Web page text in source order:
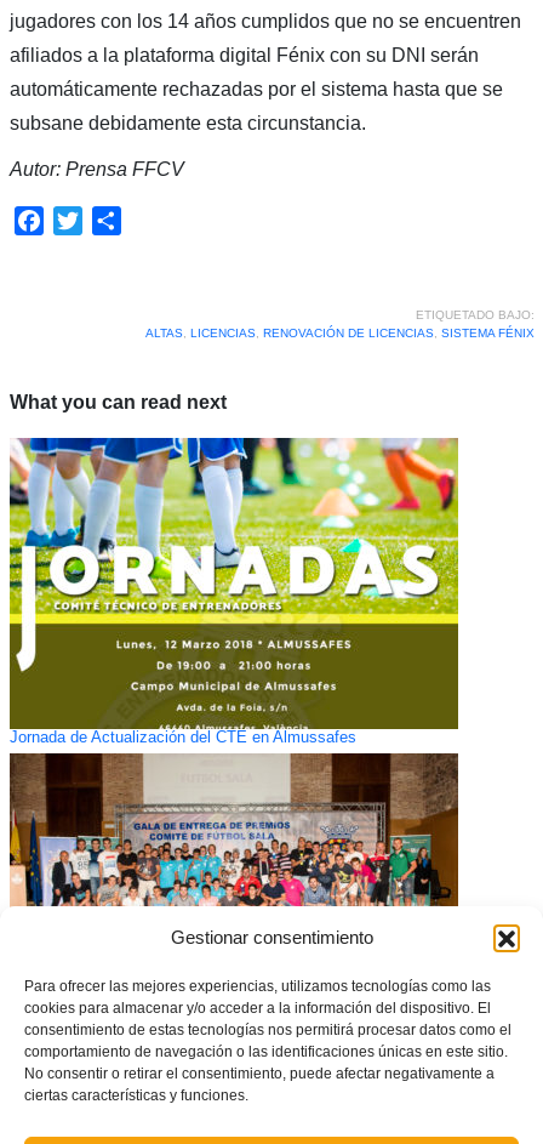
Gestionar consentimiento
Para ofrecer las mejores experiencias, utilizamos tecnologías como las
cookies para almacenar y/o acceder a la información del dispositivo. El
consentimiento de estas tecnologías nos permitirá procesar datos como el
comportamiento de navegación o las identificaciones únicas en este sitio.
No consentir o retirar el consentimiento, puede afectar negativamente a
ciertas características y funciones.
jugadores con los 14 años cumplidos que no se encuentren
afiliados a la plataforma digital Fénix con su DNI serán
automáticamente rechazadas por el sistema hasta que se
subsane debidamente esta circunstancia.
Autor: Prensa FFCV
Facebook
Twitter
ETIQUETADO BAJO:
ALTAS, LICENCIAS, RENOVACIÓN DE LICENCIAS, SISTEMA FÉNIX
What you can read next
Jornada de Actualización del CTE en Almussafes
Listas las ligas de fútbol sala de los Juegos Deportivos de València